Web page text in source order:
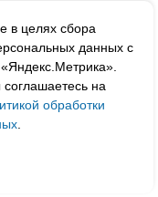
в целях сбора
данных с
на
обработки
.